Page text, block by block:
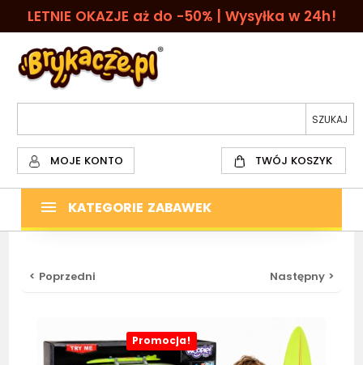
LETNIE OKAZJE aż do -50% | Wysyłka w 24h!
MOJE KONTO TWÓJ KOSZYK
KATEGORIE ZABAWEK
< Poprzedni Następny >
Promocja!